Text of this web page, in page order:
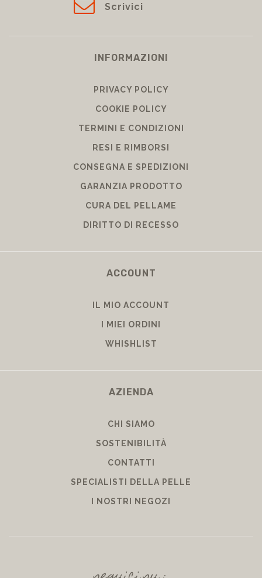
Scrivici
INFORMAZIONI
PRIVACY POLICY
COOKIE POLICY
TERMINI E CONDIZIONI
RESI E RIMBORSI
CONSEGNA E SPEDIZIONI
GARANZIA PRODOTTO
CURA DEL PELLAME
DIRITTO DI RECESSO
ACCOUNT
IL MIO ACCOUNT
I MIEI ORDINI
WHISHLIST
AZIENDA
CHI SIAMO
SOSTENIBILITÀ
CONTATTI
SPECIALISTI DELLA PELLE
I NOSTRI NEGOZI